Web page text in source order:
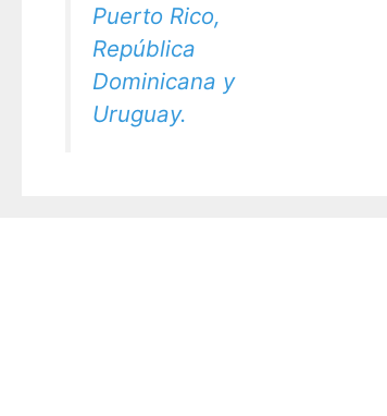
Puerto Rico,
República
Dominicana y
Uruguay.